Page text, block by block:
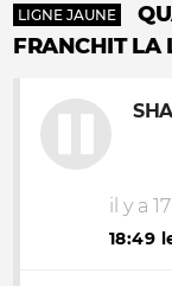
LIGNE JAUNE
FRANCHIT LA
il y a
18:49